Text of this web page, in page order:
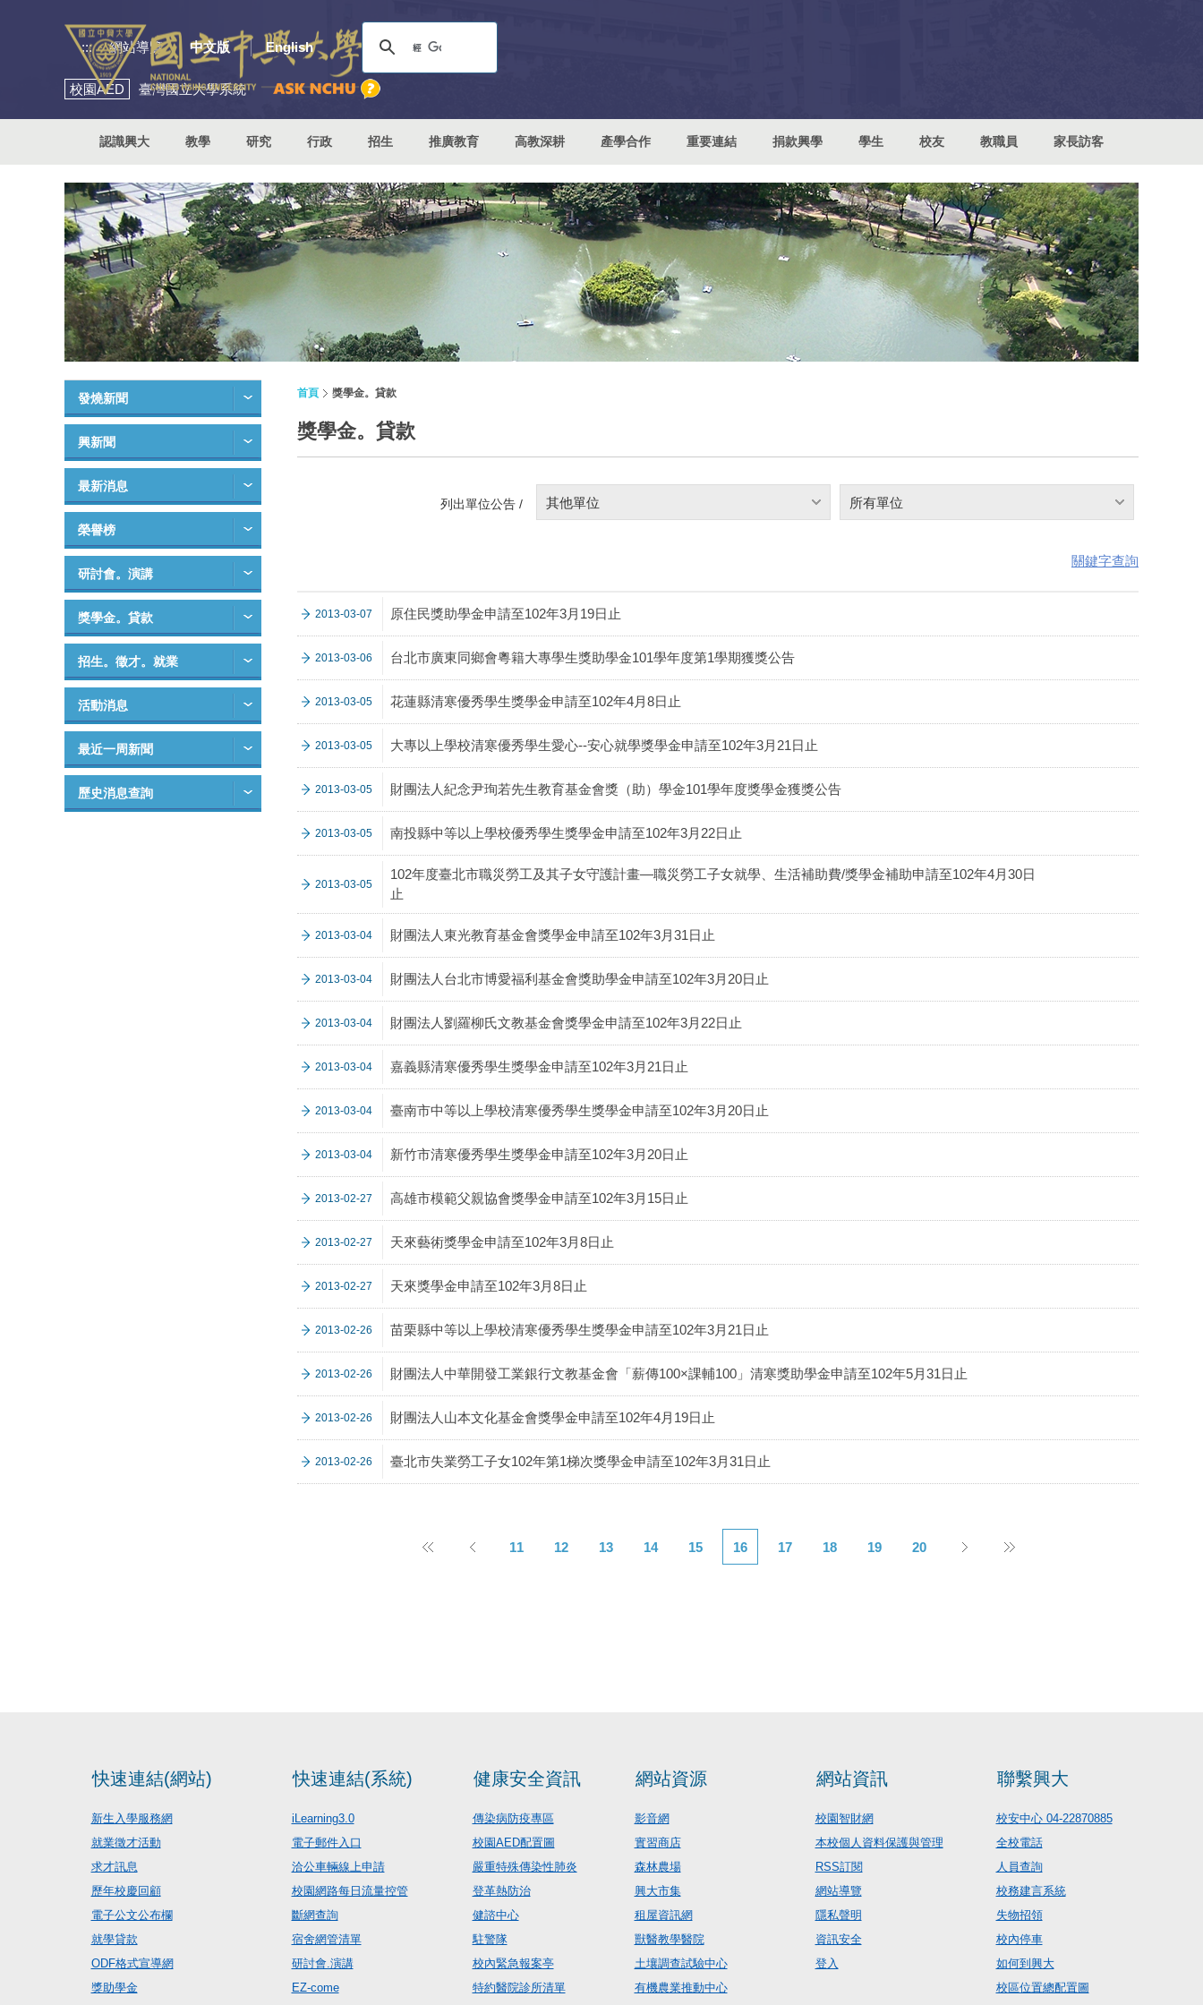
::: 網站導覽 中文版 English
校園AED 臺灣國立大學系統
認識興大 教學 研究 行政 招生 推廣教育 高教深耕 產學合作 重要連結 捐款興學 學生 校友 教職員 家長訪客
發燒新聞
興新聞
最新消息
榮譽榜
研討會。演講
獎學金。貸款
招生。徵才。就業
活動消息
最近一周新聞
歷史消息查詢
首頁 獎學金。貸款
獎學金。貸款
列出單位公告 / 其他單位 所有單位
關鍵字查詢
2013-03-07 原住民獎助學金申請至102年3月19日止
2013-03-06 台北市廣東同鄉會粵籍大專學生獎助學金101學年度第1學期獲獎公告
2013-03-05 花蓮縣清寒優秀學生獎學金申請至102年4月8日止
2013-03-05 大專以上學校清寒優秀學生愛心--安心就學獎學金申請至102年3月21日止
2013-03-05 財團法人紀念尹珣若先生教育基金會獎（助）學金101學年度獎學金獲獎公告
2013-03-05 南投縣中等以上學校優秀學生獎學金申請至102年3月22日止
2013-03-05
102年度臺北市職災勞工及其子女守護計畫—職災勞工子女就學、生活補助費/獎學金補助申請至102年4月30日
止
2013-03-04 財團法人東光教育基金會獎學金申請至102年3月31日止
2013-03-04 財團法人台北市博愛福利基金會獎助學金申請至102年3月20日止
2013-03-04 財團法人劉羅柳氏文教基金會獎學金申請至102年3月22日止
2013-03-04 嘉義縣清寒優秀學生獎學金申請至102年3月21日止
2013-03-04 臺南市中等以上學校清寒優秀學生獎學金申請至102年3月20日止
2013-03-04 新竹市清寒優秀學生獎學金申請至102年3月20日止
2013-02-27 高雄市模範父親協會獎學金申請至102年3月15日止
2013-02-27 天來藝術獎學金申請至102年3月8日止
2013-02-27 天來獎學金申請至102年3月8日止
2013-02-26 苗栗縣中等以上學校清寒優秀學生獎學金申請至102年3月21日止
2013-02-26 財團法人中華開發工業銀行文教基金會「薪傳100×課輔100」清寒獎助學金申請至102年5月31日止
2013-02-26 財團法人山本文化基金會獎學金申請至102年4月19日止
2013-02-26 臺北市失業勞工子女102年第1梯次獎學金申請至102年3月31日止
11 12 13 14 15 16 17 18 19 20
快速連結(網站)
新生入學服務網
就業徵才活動
求才訊息
歷年校慶回顧
電子公文公布欄
就學貸款
ODF格式宣導網
獎助學金
快速連結(系統)
iLearning3.0
電子郵件入口
洽公車輛線上申請
校園網路每日流量控管
斷網查詢
宿舍網管清單
研討會.演講
EZ-come
健康安全資訊
傳染病防疫專區
校園AED配置圖
嚴重特殊傳染性肺炎
登革熱防治
健諮中心
駐警隊
校內緊急報案亭
特約醫院診所清單
網站資源
影音網
實習商店
森林農場
興大市集
租屋資訊網
獸醫教學醫院
土壤調查試驗中心
有機農業推動中心
網站資訊
校園智財網
本校個人資料保護與管理
RSS訂閱
網站導覽
隱私聲明
資訊安全
登入
聯繫興大
校安中心 04-22870885
全校電話
人員查詢
校務建言系統
失物招領
校內停車
如何到興大
校區位置總配置圖